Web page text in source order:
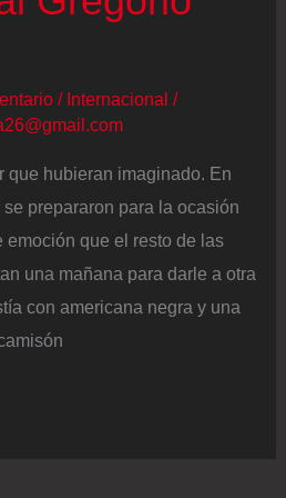
/ Internacional /
que hubieran imaginado. En
prepararon para la ocasión
emoción que el resto de las
una mañana para darle a otra
con americana negra y una